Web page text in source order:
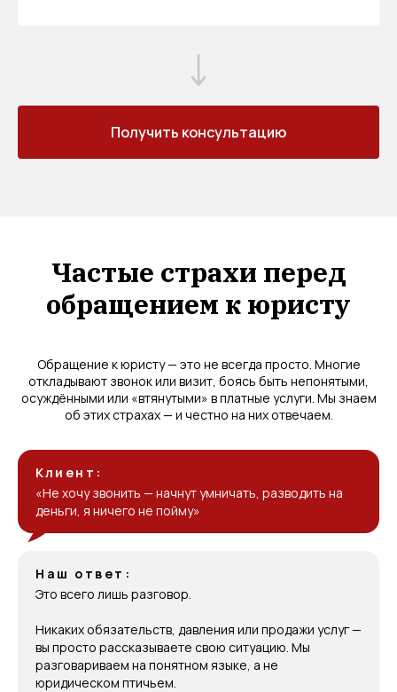
Получить консультацию
Частые страхи перед
обращением к юристу
Обращение к юристу — это не всегда просто. Многие
откладывают звонок или визит, боясь быть непонятыми,
осуждёнными или «втянутыми» в платные услуги. Мы знаем
об этих страхах — и честно на них отвечаем.
Клиент:
«Не хочу звонить — начнут умничать, разводить на
деньги, я ничего не пойму»
Наш ответ:
Это всего лишь разговор.
Никаких обязательств, давления или продажи услуг —
вы просто рассказываете свою ситуацию. Мы
разговариваем на понятном языке, а не
юридическом птичьем.